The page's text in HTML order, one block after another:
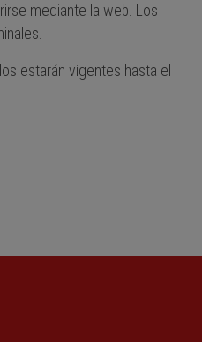
mediante la web. Los
estarán vigentes hasta el